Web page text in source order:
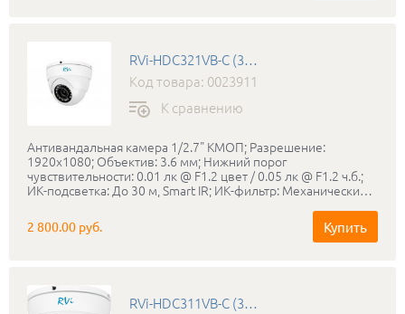
RVi-HDC321VB-C (3.6 мм)
Код товара: 0023911
К сравнению
Антивандальная камера 1/2.7" КМОП; Разрешение:
1920x1080; Объектив: 3.6 мм; Нижний порог
чувствительности: 0.01 лк @ F1.2 цвет / 0.05 лк @ F1.2 ч.б.;
ИК-подсветка: До 30 м, Smart IR; ИК-фильтр: Механический;
(коаксильный кабель): До 500 м; Класс защиты: IP66;
Диапазон рабочих температур: -40…+50°С; Габаритные
размеры: Ø94 x80 мм; Вес: 350 г; Цвет корпуса: белый.
2 800.00 руб. Купить
RVi-HDC311VB-C (3.6 мм)